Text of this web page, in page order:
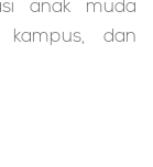
anak muda
kampus, dan